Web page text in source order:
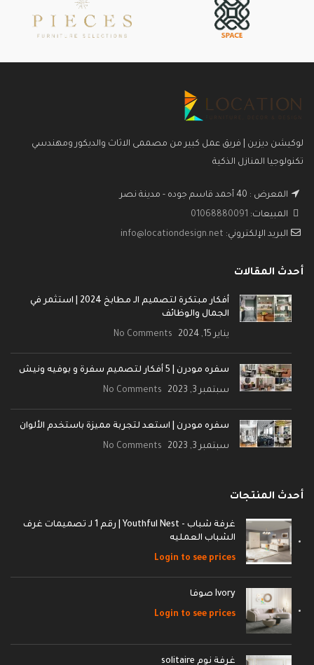
لوكيشن ديزين | فريق عمل كبير من مصممى الاثاث والديكور ومهندسي
تكنولوجيا المنازل الذكية
المعرض : 40 أحمد قاسم جوده - مدينة نصر
المبيعات: 01068880091
البريد الإلكتروني: info@locationdesign.net
أحدث المقالات
أفكار مبتكرة لتصميم الـ مطابخ 2024 | استثمر في
الجمال والوظائف
يناير 15, 2024 No Comments
سفره مودرن | 5 أفكار لتصميم سفرة و بوفيه ونيش
سبتمبر 3, 2023 No Comments
سفره مودرن | استعد لتجربة مميزة باستخدم الألوان
سبتمبر 3, 2023 No Comments
أحدث المنتجات
غرفة شباب - Youthful Nest | رقم 1 لـ تصميمات غرف
الشباب العمليه
Login to see prices
Ivory صوفا
Login to see prices
غرفة نوم solitaire